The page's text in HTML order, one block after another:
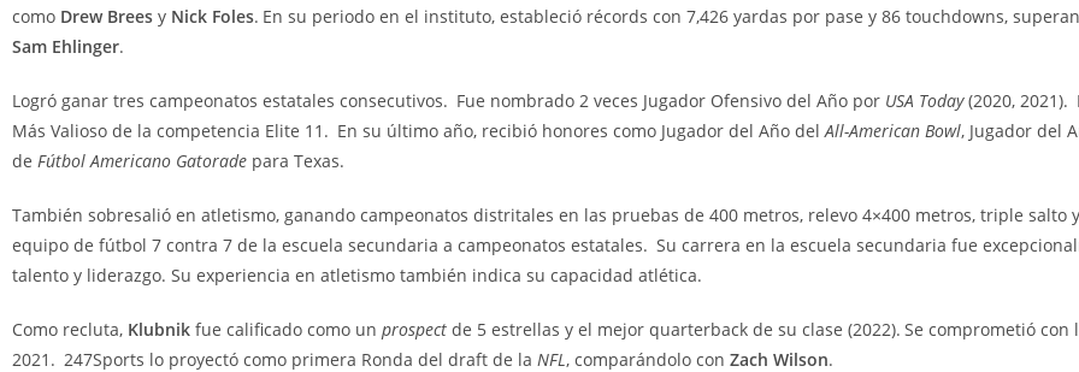
como Drew Brees y Nick Foles. En su periodo en el instituto, estableció récords con 7,426 yardas por pase y 86 touchdowns,
Sam Ehlinger.
Logró ganar tres campeonatos estatales consecutivos. Fue nombrado 2 veces Jugador Ofensivo del Año por USA Today(2020, 2021).
Más Valioso de la competencia Elite 11. En su último año, recibió honores como Jugador del Año del All-American Bowl, Jugador del
de Fútbol Americano Gatorade para Texas.
También sobresalió en atletismo, ganando campeonatos distritales en las pruebas de 400 metros, relevo 4×400 metros, triple salto
equipo de fútbol 7 contra 7 de la escuela secundaria a campeonatos estatales. Su carrera en la escuela secundaria fue
talento y liderazgo. Su experiencia en atletismo también indica su capacidad atlética.
Como recluta, Klubnik fue calificado como un prospect de 5 estrellas y el mejor quarterback de su clase (2022). Se comprometió con
2021. 247Sports lo proyectó como primera Ronda del draft de la NFL , comparándolo con Zach Wilson.